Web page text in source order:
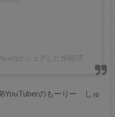
がシェアした投稿
YouTuberのもーりー しゅ